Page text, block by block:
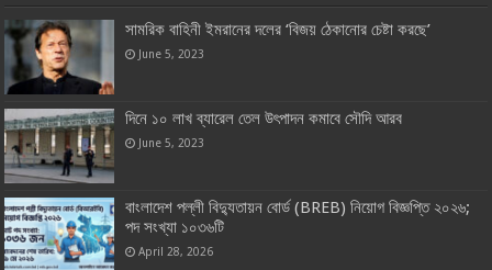
সামরিক বাহিনী ইমরানের দলের ‘বিজয় ঠেকানোর চেষ্টা করছে’
June 5, 2023
দিনে ১০ লাখ ব্যারেল তেল উৎপাদন কমাবে সৌদি আরব
June 5, 2023
বাংলাদেশ পল্লী বিদ্যুতায়ন বোর্ড (BREB) নিয়োগ বিজ্ঞপ্তি ২০২৬;
পদ সংখ্যা ১০৩৬টি
April 28, 2026